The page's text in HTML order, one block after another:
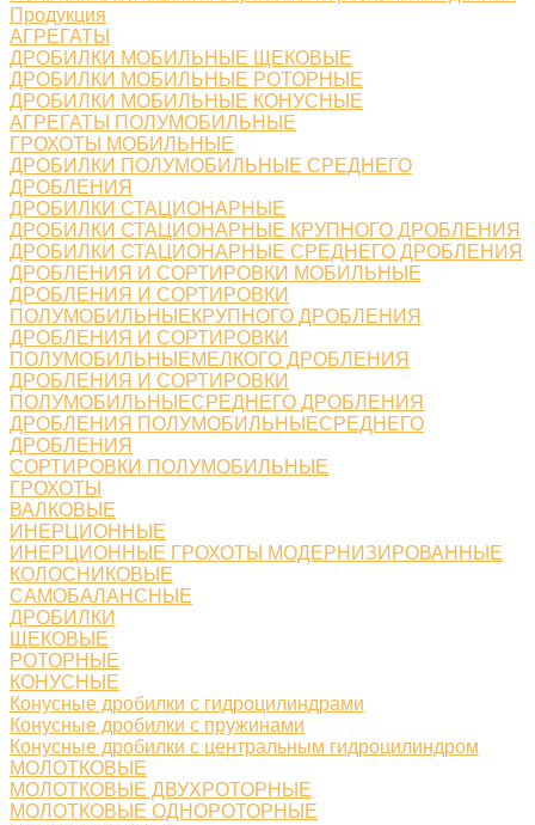
Продукция
АГРЕГАТЫ
ДРОБИЛКИ МОБИЛЬНЫЕ ЩЕКОВЫЕ
ДРОБИЛКИ МОБИЛЬНЫЕ РОТОРНЫЕ
ДРОБИЛКИ МОБИЛЬНЫЕ КОНУСНЫЕ
АГРЕГАТЫ ПОЛУМОБИЛЬНЫЕ
ГРОХОТЫ МОБИЛЬНЫЕ
ДРОБИЛКИ ПОЛУМОБИЛЬНЫЕ СРЕДНЕГО
ДРОБЛЕНИЯ
ДРОБИЛКИ СТАЦИОНАРНЫЕ
ДРОБИЛКИ СТАЦИОНАРНЫЕ КРУПНОГО ДРОБЛЕНИЯ
ДРОБИЛКИ СТАЦИОНАРНЫЕ СРЕДНЕГО ДРОБЛЕНИЯ
ДРОБЛЕНИЯ И СОРТИРОВКИ МОБИЛЬНЫЕ
ДРОБЛЕНИЯ И СОРТИРОВКИ
ПОЛУМОБИЛЬНЫЕКРУПНОГО ДРОБЛЕНИЯ
ДРОБЛЕНИЯ И СОРТИРОВКИ
ПОЛУМОБИЛЬНЫЕМЕЛКОГО ДРОБЛЕНИЯ
ДРОБЛЕНИЯ И СОРТИРОВКИ
ПОЛУМОБИЛЬНЫЕСРЕДНЕГО ДРОБЛЕНИЯ
ДРОБЛЕНИЯ ПОЛУМОБИЛЬНЫЕСРЕДНЕГО
ДРОБЛЕНИЯ
СОРТИРОВКИ ПОЛУМОБИЛЬНЫЕ
ГРОХОТЫ
ВАЛКОВЫЕ
ИНЕРЦИОННЫЕ
ИНЕРЦИОННЫЕ ГРОХОТЫ МОДЕРНИЗИРОВАННЫЕ
КОЛОСНИКОВЫЕ
САМОБАЛАНСНЫЕ
ДРОБИЛКИ
ЩЕКОВЫЕ
РОТОРНЫЕ
КОНУСНЫЕ
Конусные дробилки с гидроцилиндрами
Конусные дробилки с пружинами
Конусные дробилки с центральным гидроцилиндром
МОЛОТКОВЫЕ
МОЛОТКОВЫЕ ДВУХРОТОРНЫЕ
МОЛОТКОВЫЕ ОДНОРОТОРНЫЕ